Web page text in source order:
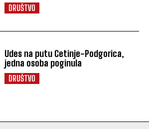
DRUŠTVO
Udes na putu Cetinje-Podgorica,
jedna osoba poginula
DRUŠTVO